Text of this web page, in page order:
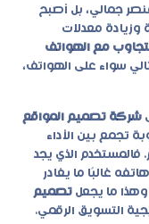
جمالي، بل أصبح
وزيادة معدلات
مع الهواتف
سواء على الهواتف،
شركة تصميم المواقع
تجمع بين الأداء
فالمستخدم الذي يجد
غالبًا ما يغادر
ما يجعل تصميم
التسويق الرقمي.